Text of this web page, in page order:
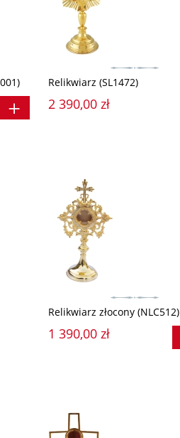
Relikwiarz (SL1472)
2 390,00 zł
Relikwiarz złocony (NLC512)
1 390,00 zł